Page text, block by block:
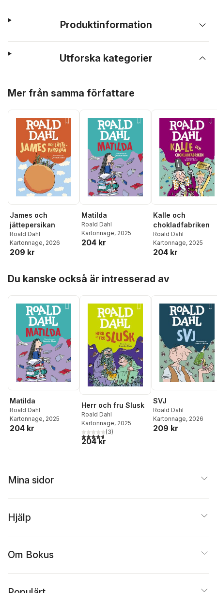
Produktinformation
Utforska kategorier
Mer från samma författare
James och
jättepersikan
Roald Dahl
Kartonnage, 2026
209 kr
Matilda
Roald Dahl
Kartonnage, 2025
204 kr
Kalle och
chokladfabriken
Roald Dahl
Kartonnage, 2025
204 kr
Du kanske också är intresserad av
Matilda
Roald Dahl
Kartonnage, 2025
204 kr
Herr och fru Slusk
Roald Dahl
Kartonnage, 2025
4,7utav 5 stjärnor. Totalt antal röster:
(3)
204 kr
SVJ
Roald Dahl
Kartonnage, 2026
209 kr
Mina sidor
Hjälp
Om Bokus